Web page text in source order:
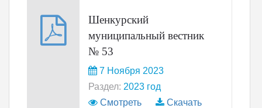
Шенкурский
муниципальный вестник
№ 53
7 Ноября 2023
Раздел: 2023 год
Смотреть
Скачать